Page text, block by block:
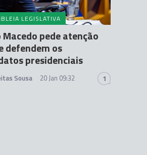
LEGISLATIVA
pede atenção
defendem os
presidenciais
Sousa 20 Jan 09:32 1